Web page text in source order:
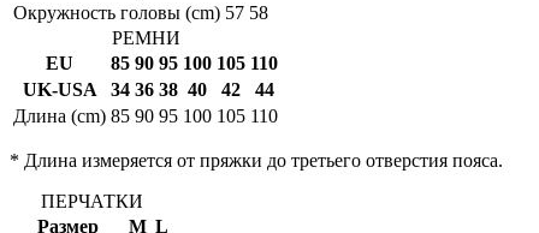
Окружность головы (cm) 57 58
РЕМНИ
EU
85 90 95 100 105 110
UK-USA
34 36 38 40 42
44
Длина (cm) 85 90 95 100 105 110
* Длина измеряется от пряжки до третьего отверстия пояса.
ПЕРЧАТКИ
Размер
M L